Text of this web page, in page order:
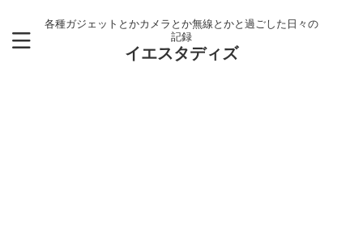
各種ガジェットとかカメラとか無線とかと過ごした日々の
記録
イエスタディズ